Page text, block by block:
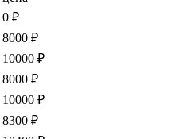
0 ₽
8000 ₽
10000 ₽
8000 ₽
10000 ₽
8300 ₽